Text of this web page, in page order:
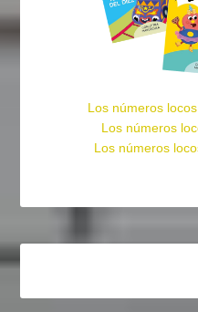
Los números
Los números
Los números